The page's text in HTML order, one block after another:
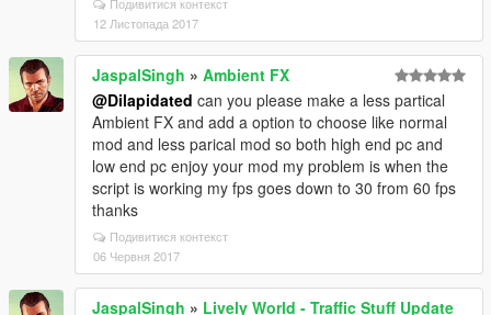
12 Листопада 2017
JaspalSingh » Ambient FX
@Dilapidated can you please make a less partical
Ambient FX and add a option to choose like normal
mod and less parical mod so both high end pc and
low end pc enjoy your mod my problem is when the
script is working my fps goes down to 30 from 60 fps
thanks
Подивитися контекст
06 Червня 2017
JaspalSingh » Lively World - Traffic Stuff Update